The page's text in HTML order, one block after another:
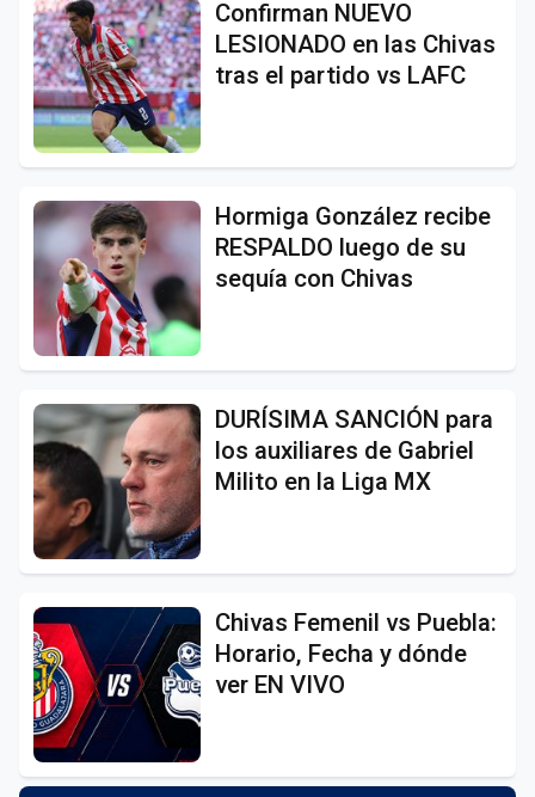
Confirman NUEVO
LESIONADO en las Chivas
tras el partido vs LAFC
Hormiga González recibe
RESPALDO luego de su
sequía con Chivas
DURÍSIMA SANCIÓN para
los auxiliares de Gabriel
Milito en la Liga MX
Chivas Femenil vs Puebla:
Horario, Fecha y dónde
ver EN VIVO